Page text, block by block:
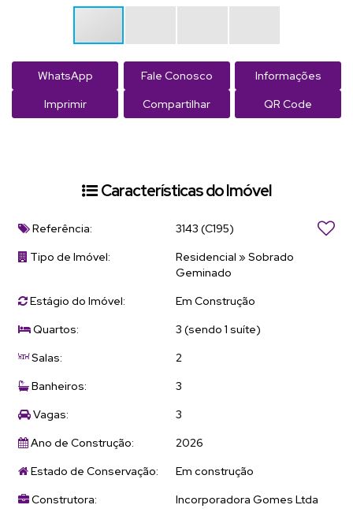
WhatsApp Fale Conosco
Informações
Imprimir
Compartilhar QR Code
Características do Imóvel
Referência: 3143 (C195)
Tipo de Imóvel:
Residencial » Sobrado
Geminado
Estágio do Imóvel:
Em Construção
Quartos:
3 (sendo 1 suíte)
Salas:
2
Banheiros:
3
Vagas:
3
Ano de Construção:
2026
Estado de Conservação:
Em construção
Construtora:
Incorporadora Gomes Ltda